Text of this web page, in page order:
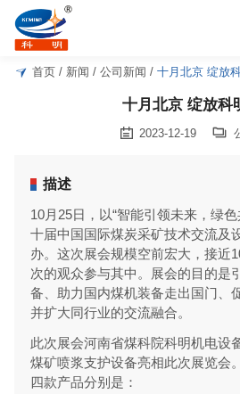
首页 / 新闻 / 公司新闻 / 十月北京 绽放
十月北京 绽放科
 2023-12-19 
描述
10月25日，以“智能引领未来，绿
十届中国国际煤炭采矿技术交流及
办。这次展会规模空前宏大，接近
次的观众参与其中。展会的目的是
备、助力国内煤机装备走出国门、
并扩大同行业的交流融合。
此次展会河南省煤科院科明机电设
煤矿喷浆支护设备亮相此次展览会。
四款产品分别是：